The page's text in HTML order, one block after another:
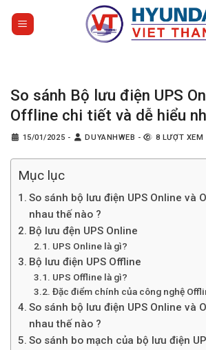
So sánh Bộ lưu điện UPS
Offline chi tiết và dễ hiểu
15/01/2025 - DUYANHWEB - 8 LƯỢT XEM
Mục lục
So sánh bộ lưu điện UPS Online và
nhau thế nào ?
Bộ lưu đện UPS Online
UPS Online là gì?
Bộ lưu điện UPS Offline
UPS Offline là gì?
Đặc điểm chính của công nghệ
So sánh bộ lưu điện UPS Online và
nhau thế nào ?
So sánh bo mạch của bộ lưu điện